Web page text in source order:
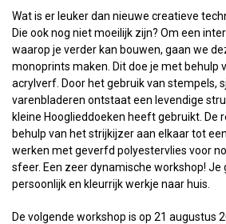
Wat is er leuker dan nieuwe creatieve
Die ook nog niet moeilijk zijn? Om een
waarop je verder kan bouwen, gaan we
monoprints maken. Dit doe je met behulp
acrylverf. Door het gebruik van stempels,
varenbladeren ontstaat een levendige
kleine Hooglieddoeken heeft gebruikt. De
behulp van het strijkijzer aan elkaar tot
werken met geverfd polyestervlies voor
sfeer. Een zeer dynamische workshop! Je
persoonlijk en kleurrijk werkje naar huis.
De volgende workshop is op 21 augustus